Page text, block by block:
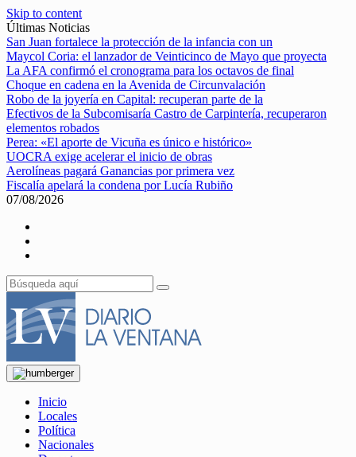
Skip to content
Últimas Noticias
San Juan fortalece la protección de la infancia con un
Maycol Coria: el lanzador de Veinticinco de Mayo que proyecta
La AFA confirmó el cronograma para los octavos de final
Choque en cadena en la Avenida de Circunvalación
Robo de la joyería en Capital: recuperan parte de la
Efectivos de la Subcomisaría Castro de Carpintería, recuperaron
elementos robados
Perea: «El aporte de Vicuña es único e histórico»
UOCRA exige acelerar el inicio de obras
Aerolíneas pagará Ganancias por primera vez
Fiscalía apelará la condena por Lucía Rubiño
07/08/2026
Inicio
Locales
Política
Nacionales